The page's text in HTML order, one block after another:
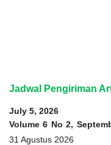
Jadwal Pengiriman
July 5, 2026
Volume 6 No 2,
31 Agustus 2026